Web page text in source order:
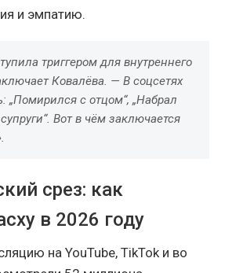
и эмпатию.
триггером для внутреннего
Ковалёва. — В соцсетях
„Помирился с отцом“, „Набрал
Вот в чём заключается
срез: как
в 2026 году
на YouTube, TikTok и во